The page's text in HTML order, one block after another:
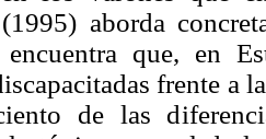
aborda
que, en
frente a
de las